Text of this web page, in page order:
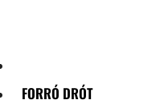
FORRÓ DRÓT